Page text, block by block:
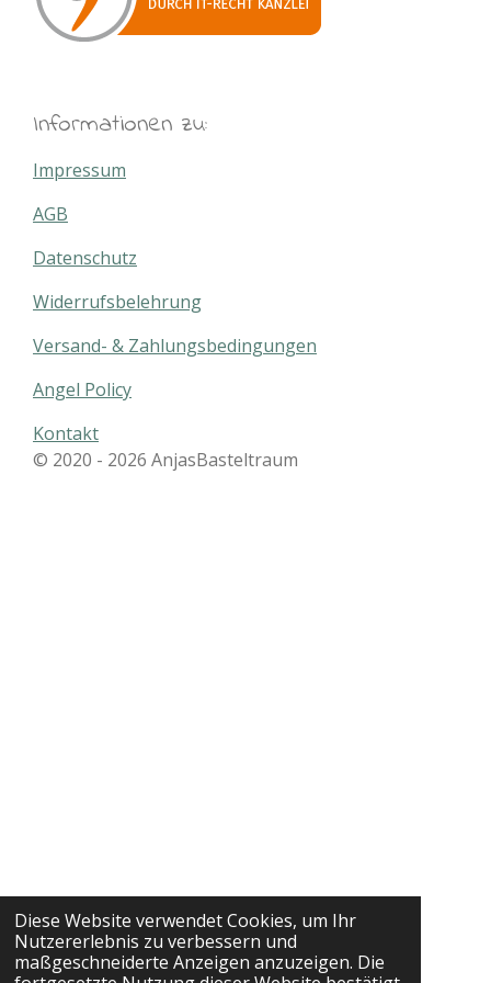
Diese Website verwendet Cookies, um Ihr
Nutzererlebnis zu verbessern und
maßgeschneiderte Anzeigen anzuzeigen. Die
Informationen zu:
Impressum
AGB
Datenschutz
Widerrufsbelehrung
Versand- & Zahlungsbedingungen
Angel Policy
Kontakt
© 2020 - 2026 AnjasBasteltraum